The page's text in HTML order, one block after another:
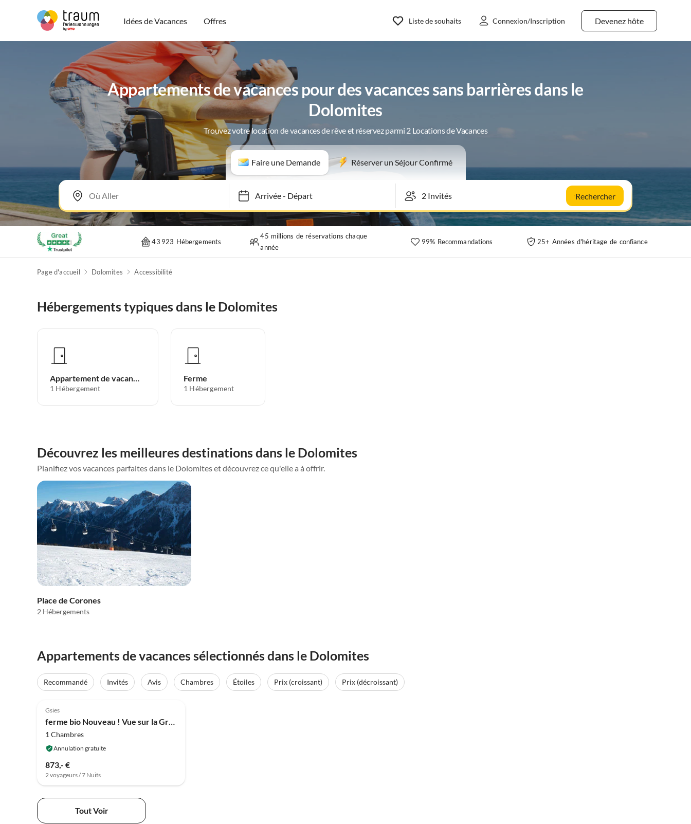
Idées de Vacances Offres Devenez hôte
Liste de souhaits Connexion/Inscription
Appartements de vacances pour des vacances sans barrières dans le
Dolomites
Trouvez votre location de vacances de rêve et réservez parmi 2 Locations de Vacances
Faire une Demande Réserver un Séjour Confirmé
Arrivée-Départ Rechercher
43 923 Hébergements
45 millions de réservations chaque
année
99% Recommandations 25+ Années d'héritage de confiance
Page d'accueil Dolomites Accessibilité
Hébergements typiques dans le Dolomites
Appartement de vacances
1 Hébergement
Ferme
1 Hébergement
Découvrez les meilleures destinations dans le Dolomites
Planifiez vos vacances parfaites dans le Dolomites et découvrez ce qu'elle a à offrir.
Place de Corones
2 Hébergements
Appartements de vacances sélectionnés dans le Dolomites
Recommandé Invités Avis Chambres Étoiles Prix (croissant) Prix (décroissant)
Gsies
ferme bio Nouveau ! Vue sur la Grange à Foin
1 Chambres
Annulation gratuite
873,- €
2 voyageurs / 7 Nuits
Tout Voir